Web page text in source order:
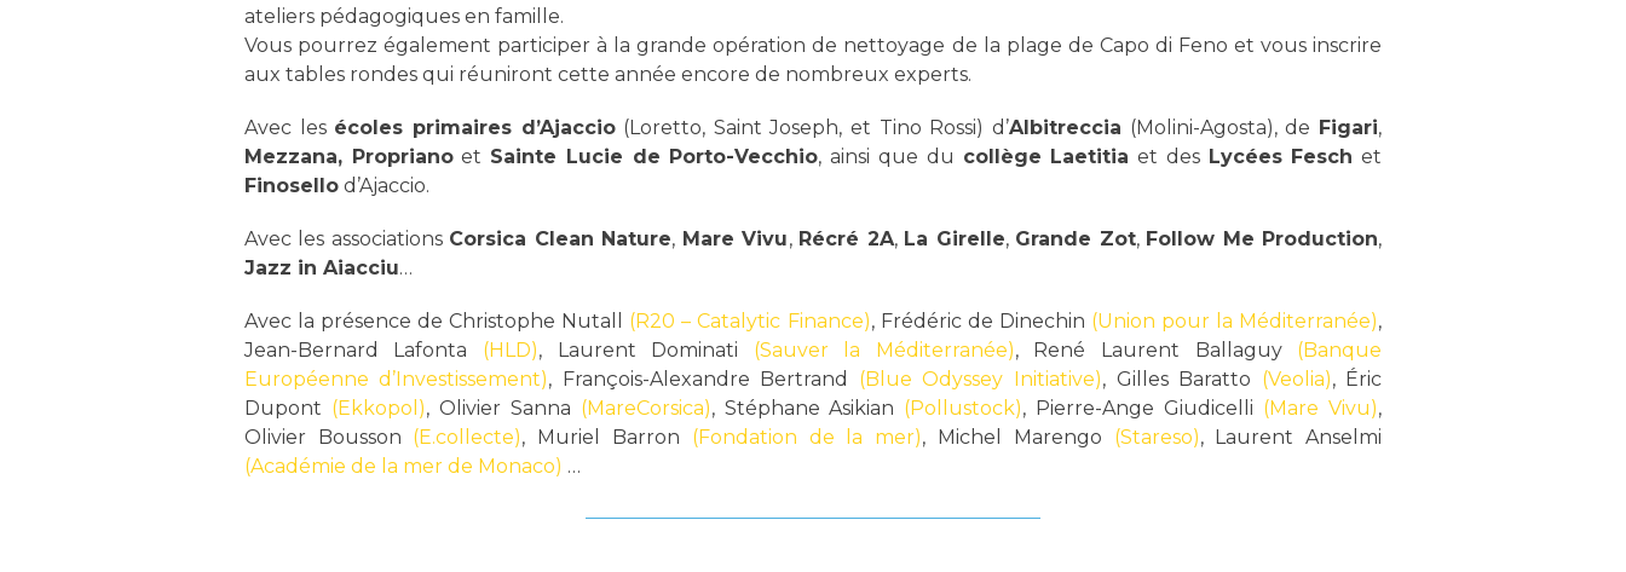
ateliers pédagogiques en famille.
Vous pourrez également participer à la grande opération de nettoyage de la plage de Capo di Feno et vous inscrire
aux tables rondes qui réuniront cette année encore de nombreux experts.
Avec les écoles primaires d’Ajaccio(Loretto, Saint Joseph, et Tino Rossi) d’Albitreccia (Molini-Agosta), de Figari,
Mezzana, Proprianoet Sainte Lucie de Porto-Vecchio, ainsi que du collège Laetitia et des Lycées Fesch et
Finosellod’Ajaccio.
Avec les associations Corsica Clean Nature, Mare Vivu, Récré 2A, La Girelle, Grande Zot, Follow Me Production,
Jazz in Aiacciu…
Avec la présence de Christophe Nutall (R20 – Catalytic Finance), Frédéric de Dinechin (Union pour la Méditerranée),
Jean-Bernard Lafonta (HLD), Laurent Dominati (Sauver la Méditerranée), René Laurent Ballaguy (Banque
Européenne d’Investissement), François-Alexandre Bertrand (Blue Odyssey Initiative), Gilles Baratto (Veolia), Éric
Dupont (Ekkopol), Olivier Sanna (MareCorsica), Stéphane Asikian (Pollustock), Pierre-Ange Giudicelli (Mare Vivu),
Olivier Bousson (E.collecte), Muriel Barron (Fondation de la mer), Michel Marengo (Stareso), Laurent Anselmi
(Académie de la mer de Monaco) …